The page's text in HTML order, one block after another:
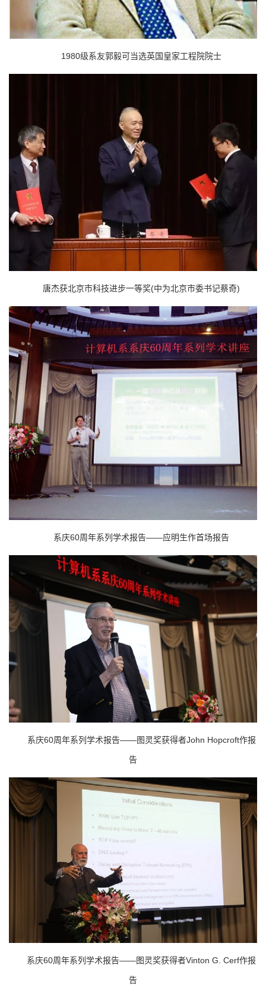
1980级系友郭毅可当选英国皇家工程院院士
唐杰获北京市科技进步一等奖(中为北京市委书记蔡奇)
系庆60周年系列学术报告——应明生作首场报告
系庆60周年系列学术报告——图灵奖获得者John Hopcroft作报
告
系庆60周年系列学术报告——图灵奖获得者Vinton G. Cerf作报
告